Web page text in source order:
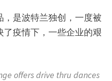
是波特兰独创，一度被
疫情下，一些企业的艰
offers drive thru dances